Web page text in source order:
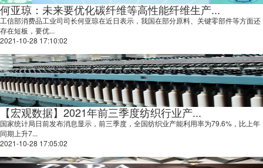
何亚琼：未来要优化碳纤维等高性能纤维生产...
工信部消费品工业司司长何亚琼在近日表示，我国在部分原料、关键零部件等方面还
存在短板，要优...
2021-10-28 17:10:02
【宏观数据】2021年前三季度纺织行业产...
国家统计局日前发布消息显示，前三季度，全国纺织业产能利用率为79.6%，比上年
同期上升7...
2021-10-28 17:05:02